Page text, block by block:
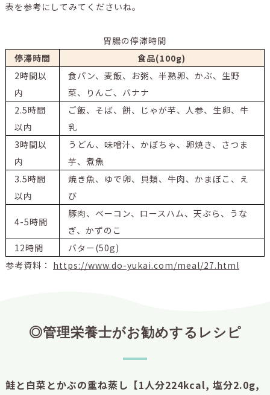
表を参考にしてみてくださいね。
胃腸の停滞時間
停滞時間
食品(100g)
2時間以
内
食パン、麦飯、お粥、半熟卵、かぶ、生野
菜、りんご、バナナ
2.5時間
以内
ご飯、そば、餅、じゃが芋、人参、生卵、牛
乳
3時間以
内
うどん、味噌汁、かぼちゃ、卵焼き、さつま
芋、煮魚
3.5時間
以内
焼き魚、ゆで卵、貝類、牛肉、かまぼこ、え
び
4-5時間
豚肉、ベーコン、ロースハム、天ぷら、うな
ぎ、かずのこ
12時間
バター(50g)
参考資料： https://www.do-yukai.com/meal/27.html
◎管理栄養士がお勧めするレシピ
鮭と白菜とかぶの重ね蒸し【1人分224kcal, 塩分2.0g,